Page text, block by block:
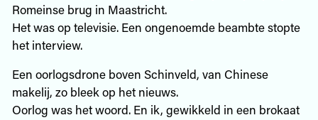
Romeinse brug in Maastricht.
Het was op televisie. Een ongenoemde beambte stopte
het interview.
Een oorlogsdrone boven Schinveld, van Chinese
makelij, zo bleek op het nieuws.
Oorlog was het woord. En ik, gewikkeld in een brokaat